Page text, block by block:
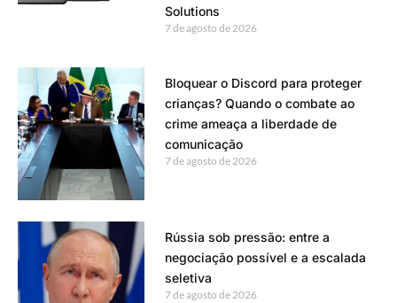
Solutions
7 de agosto de 2026
Bloquear o Discord para proteger
crianças? Quando o combate ao
crime ameaça a liberdade de
comunicação
7 de agosto de 2026
Rússia sob pressão: entre a
negociação possível e a escalada
seletiva
7 de agosto de 2026